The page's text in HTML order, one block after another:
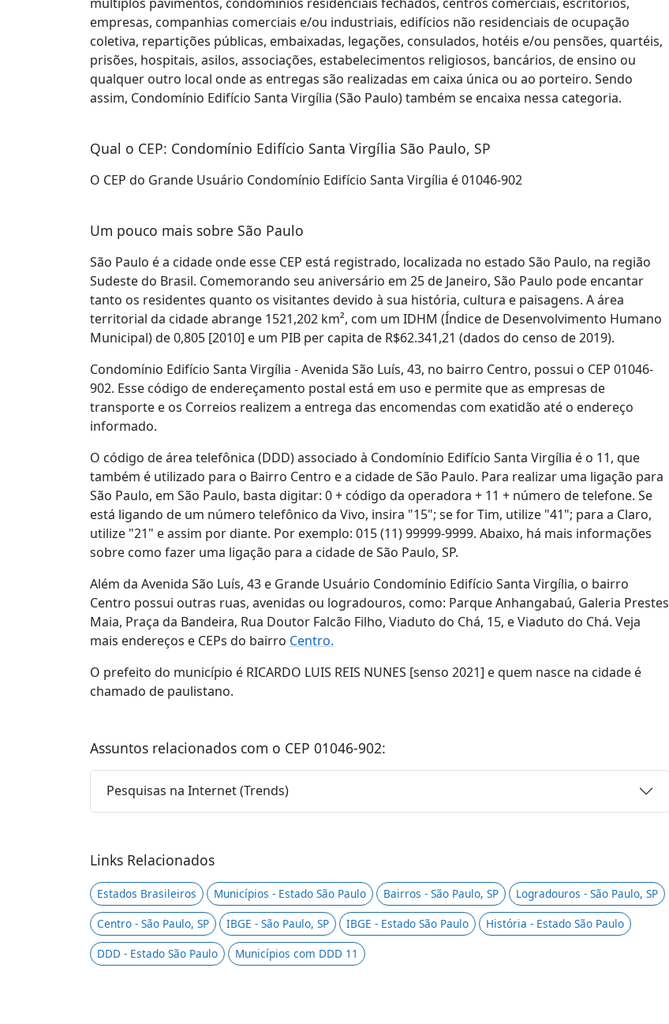
empresas, companhias comerciais e/ou industriais, edifícios não residenciais de ocupação
coletiva, repartições públicas, embaixadas, legações, consulados, hotéis e/ou pensões, quartéis,
prisões, hospitais, asilos, associações, estabelecimentos religiosos, bancários, de ensino ou
qualquer outro local onde as entregas são realizadas em caixa única ou ao porteiro. Sendo
assim, Condomínio Edifício Santa Virgília (São Paulo) também se encaixa nessa categoria.
Qual o CEP: Condomínio Edifício Santa Virgília São Paulo, SP
O CEP do Grande Usuário Condomínio Edifício Santa Virgília é 01046-902
Um pouco mais sobre São Paulo
São Paulo é a cidade onde esse CEP está registrado, localizada no estado São Paulo, na região
Sudeste do Brasil. Comemorando seu aniversário em 25 de Janeiro, São Paulo pode encantar
tanto os residentes quanto os visitantes devido à sua história, cultura e paisagens. A área
territorial da cidade abrange 1521,202 km², com um IDHM (Índice de Desenvolvimento Humano
Municipal) de 0,805 [2010] e um PIB per capita de R$62.341,21 (dados do censo de 2019).
Condomínio Edifício Santa Virgília - Avenida São Luís, 43, no bairro Centro, possui o CEP 01046-
902. Esse código de endereçamento postal está em uso e permite que as empresas de
transporte e os Correios realizem a entrega das encomendas com exatidão até o endereço
informado.
O código de área telefônica (DDD) associado à Condomínio Edifício Santa Virgília é o 11, que
também é utilizado para o Bairro Centro e a cidade de São Paulo. Para realizar uma ligação para
São Paulo, em São Paulo, basta digitar: 0 + código da operadora + 11 + número de telefone. Se
está ligando de um número telefônico da Vivo, insira "15"; se for Tim, utilize "41"; para a Claro,
utilize "21" e assim por diante. Por exemplo: 015 (11) 99999-9999. Abaixo, há mais informações
sobre como fazer uma ligação para a cidade de São Paulo, SP.
Além da Avenida São Luís, 43 e Grande Usuário Condomínio Edifício Santa Virgília, o bairro
Centro possui outras ruas, avenidas ou logradouros, como: Parque Anhangabaú, Galeria Prestes
Maia, Praça da Bandeira, Rua Doutor Falcão Filho, Viaduto do Chá, 15, e Viaduto do Chá. Veja
mais endereços e CEPs do bairro Centro.
O prefeito do município é RICARDO LUIS REIS NUNES [senso 2021] e quem nasce na cidade é
chamado de paulistano.
Assuntos relacionados com o CEP 01046-902:
Pesquisas na Internet (Trends)
Links Relacionados
Estados Brasileiros Municípios - Estado São Paulo Bairros - São Paulo, SP
Logradouros - São Paulo, SP
Centro - São Paulo, SP
IBGE - São Paulo, SP IBGE - Estado São Paulo
História - Estado São Paulo
DDD - Estado São Paulo
Municípios com DDD 11